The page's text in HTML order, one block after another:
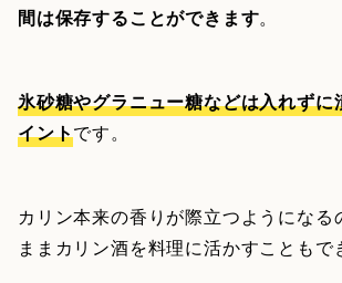
間は保存することができます。
氷砂糖やグラニュー糖などは入れずに
イントです。
カリン本来の香りが際立つようになる
ままカリン酒を料理に活かすこともで